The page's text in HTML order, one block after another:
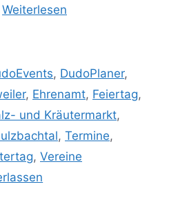
Weiterlesen
, DudoPlaner,
, Ehrenamt, Feiertag,
und Kräutermarkt,
, Termine,
, Vereine